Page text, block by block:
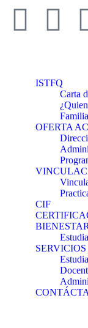
ISTFQ
Carta
OFERTA
CIF
SERVICIOS